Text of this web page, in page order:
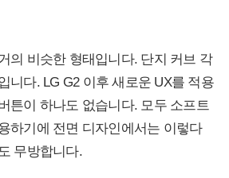
의 비슷한 형태입니다. 단지 커브 각
니다. LG G2 이후 새로운 UX를 적용
튼이 하나도 없습니다. 모두 소프트
하기에 전면 디자인에서는 이렇다
무방합니다.